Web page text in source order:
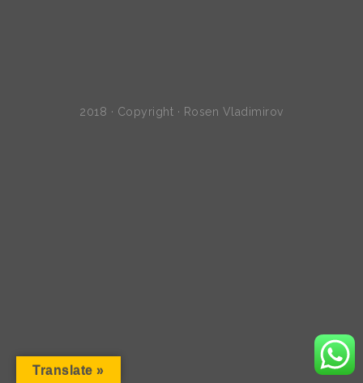
2018 · Copyright · Rosen Vladimirov
Translate »